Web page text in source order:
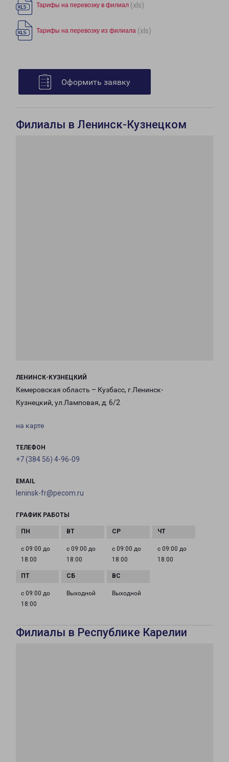
Тарифы на перевозку в филиал (xls)
Тарифы на перевозку из филиала (xls)
Оформить заявку
Филиалы в Ленинск-Кузнецком
ЛЕНИНСК-КУЗНЕЦКИЙ
Кемеровская область – Кузбасс, г.Ленинск-
Кузнецкий, ул.Ламповая, д. 6/2
на карте
ТЕЛЕФОН
+7 (384 56) 4-96-09
EMAIL
leninsk-fr@pecom.ru
ГРАФИК РАБОТЫ
с 09:00 до
18:00
с 09:00 до
18:00
с 09:00 до
18:00
с 09:00 до
18:00
с 09:00 до
18:00
Выходной Выходной
Филиалы в Республике Карелии